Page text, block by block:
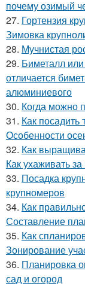
почему озимый
27. Гортензия
Зимовка
28. Мучнистая
29. Биметалл
отличается
алюминиевого
30. Когда можно
31. Как посадить
Особенности
32. Как
Как ухаживать
33. Посадка
крупномеров
34. Как
Составление
35. Как
Зонирование
36. Планировка
сад и огород